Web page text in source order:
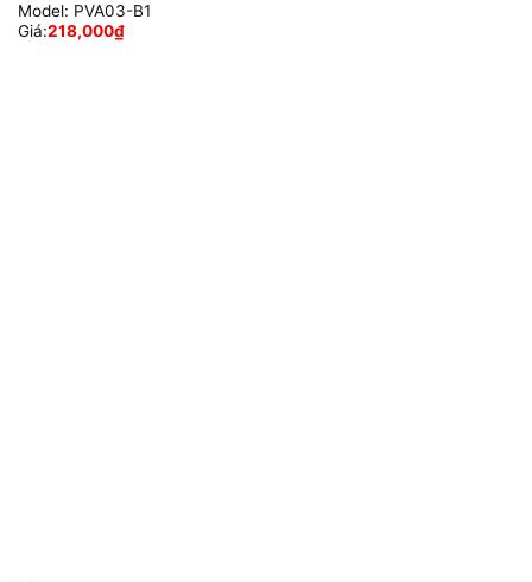
Model: PVA03-B1
Giá:218,000₫